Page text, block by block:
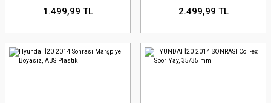
1.499,99 TL 2.499,99 TL